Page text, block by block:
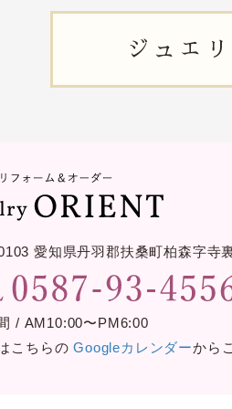
ジュエリ
愛知県丹羽郡扶桑町柏森字寺
/ AM10:00〜PM6:00
こちらのGoogleカレンダーから